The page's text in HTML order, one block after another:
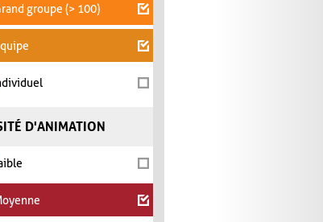
groupe (> 100)
D'ANIMATION